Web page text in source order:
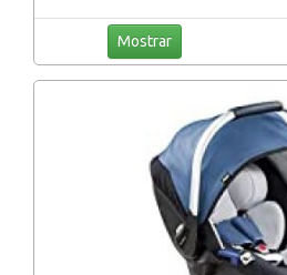
Mostrar